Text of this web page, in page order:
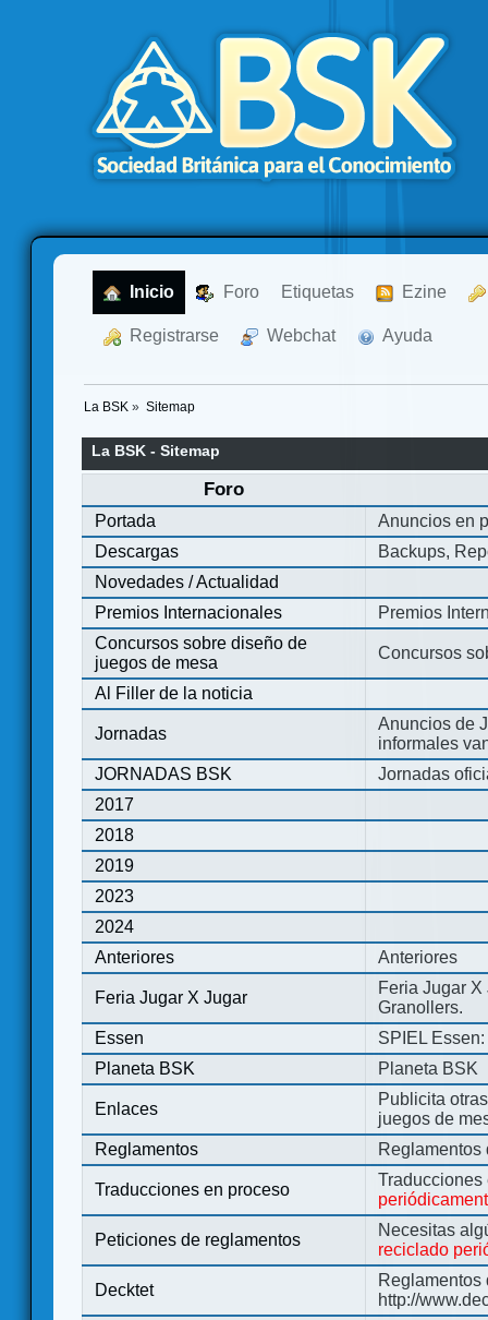
Inicio Foro Etiquetas Ezine
Registrarse Webchat Ayuda
La BSK » Sitemap
La BSK - Sitemap
Foro
Portada
Anuncios en
Descargas
Backups,
Novedades / Actualidad
Premios Internacionales
Premios
Concursos sobre diseño de
juegos de mesa
Concursos
Al Filler de la noticia
Jornadas
Anuncios de
informales
JORNADAS BSK
Jornadas
2017
2018
2019
2023
2024
Anteriores
Anteriores
Feria Jugar X Jugar
Feria Jugar
Granollers.
Essen
SPIEL
Planeta BSK
Planeta BSK
Enlaces
Publicita
juegos de
Reglamentos
Reglamentos
Traducciones en proceso
Peticiones de reglamentos
Necesitas
reciclado
Decktet
Reglamentos
http://